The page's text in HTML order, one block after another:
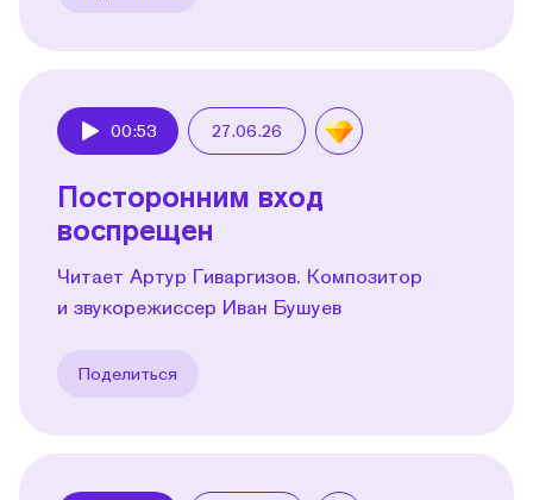
00:53 27.06.26
Посторонним вход
воспрещен
Читает Артур Гиваргизов. Композитор
и звукорежиссер Иван Бушуев
Поделиться